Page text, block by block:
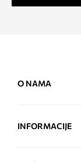
O NAMA
INFORMACIJE